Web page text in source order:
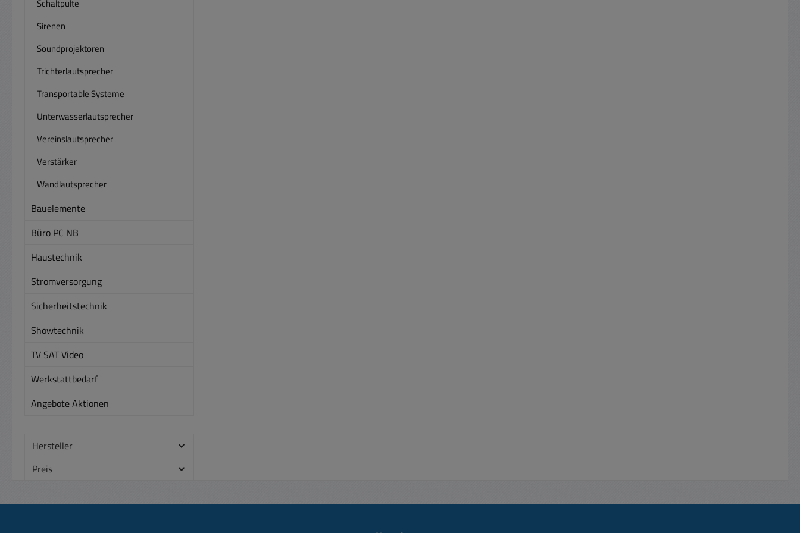
Schaltpulte
Sirenen
Soundprojektoren
Trichterlautsprecher
Transportable Systeme
Unterwasserlautsprecher
Vereinslautsprecher
Verstärker
Wandlautsprecher
Bauelemente
Büro PC NB
Haustechnik
Stromversorgung
Sicherheitstechnik
Showtechnik
TV SAT Video
Werkstattbedarf
Angebote Aktionen
Hersteller
Preis